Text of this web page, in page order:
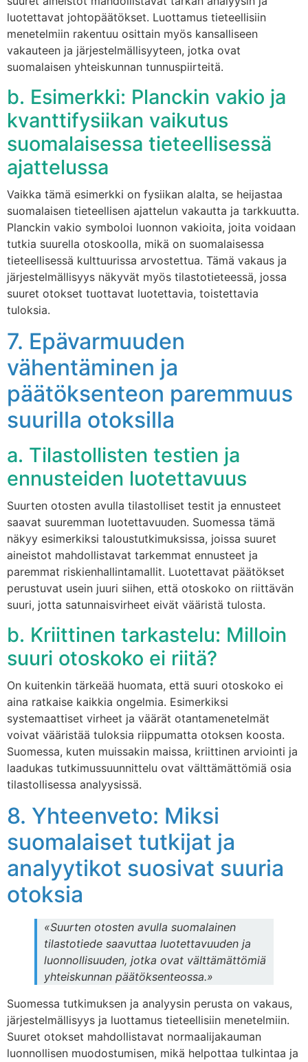
luotettavat johtopäätökset. Luottamus tieteellisiin
menetelmiin rakentuu osittain myös kansalliseen
vakauteen ja järjestelmällisyyteen, jotka ovat
suomalaisen yhteiskunnan tunnuspiirteitä.
b. Esimerkki: Planckin vakio ja
kvanttifysiikan vaikutus
suomalaisessa tieteellisessä
ajattelussa
Vaikka tämä esimerkki on fysiikan alalta, se heijastaa
suomalaisen tieteellisen ajattelun vakautta ja tarkkuutta.
Planckin vakio symboloi luonnon vakioita, joita voidaan
tutkia suurella otoskoolla, mikä on suomalaisessa
tieteellisessä kulttuurissa arvostettua. Tämä vakaus ja
järjestelmällisyys näkyvät myös tilastotieteessä, jossa
suuret otokset tuottavat luotettavia, toistettavia
tuloksia.
7. Epävarmuuden
vähentäminen ja
päätöksenteon paremmuus
suurilla otoksilla
a. Tilastollisten testien ja
ennusteiden luotettavuus
Suurten otosten avulla tilastolliset testit ja ennusteet
saavat suuremman luotettavuuden. Suomessa tämä
näkyy esimerkiksi taloustutkimuksissa, joissa suuret
aineistot mahdollistavat tarkemmat ennusteet ja
paremmat riskienhallintamallit. Luotettavat päätökset
perustuvat usein juuri siihen, että otoskoko on riittävän
suuri, jotta satunnaisvirheet eivät vääristä tulosta.
b. Kriittinen tarkastelu: Milloin
suuri otoskoko ei riitä?
On kuitenkin tärkeää huomata, että suuri otoskoko ei
aina ratkaise kaikkia ongelmia. Esimerkiksi
systemaattiset virheet ja väärät otantamenetelmät
voivat vääristää tuloksia riippumatta otoksen koosta.
Suomessa, kuten muissakin maissa, kriittinen arviointi ja
laadukas tutkimussuunnittelu ovat välttämättömiä osia
tilastollisessa analyysissä.
8. Yhteenveto: Miksi
suomalaiset tutkijat ja
analyytikot suosivat suuria
otoksia
«Suurten otosten avulla suomalainen
tilastotiede saavuttaa luotettavuuden ja
luonnollisuuden, jotka ovat välttämättömiä
yhteiskunnan päätöksenteossa.»
Suomessa tutkimuksen ja analyysin perusta on vakaus,
järjestelmällisyys ja luottamus tieteellisiin menetelmiin.
Suuret otokset mahdollistavat normaalijakauman
luonnollisen muodostumisen, mikä helpottaa tulkintaa ja